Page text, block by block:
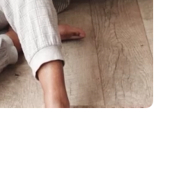
für die ganze Familie, ganz